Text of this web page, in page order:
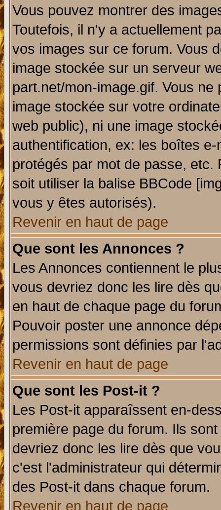
Vous pouvez montrer des
Toutefois, il n'y a actuellement
vos images sur ce forum. Vous
image stockée sur un serveur
part.net/mon-image.gif. Vous
image stockée sur votre
web public), ni une image
authentification, ex: les boîtes
protégés par mot de passe,
soit utiliser la balise BBCode
vous y êtes autorisés).
Revenir en haut de page
Que sont les Annonces ?
Les Annonces contiennent le
vous devriez donc les lire dès
en haut de chaque page du
Pouvoir poster une annonce
permissions sont définies par
Revenir en haut de page
Que sont les Post-it ?
Les Post-it apparaîssent en-
première page du forum. Ils
devriez donc les lire dès que
c'est l'administrateur qui
des Post-it dans chaque forum.
Revenir en haut de page